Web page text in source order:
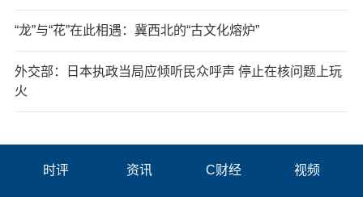
“龙”与“花”在此相遇：冀西北的“古文化熔炉”
外交部：日本执政当局应倾听民众呼声 停止在核问题上玩
火
时评 资讯 C财经 视频